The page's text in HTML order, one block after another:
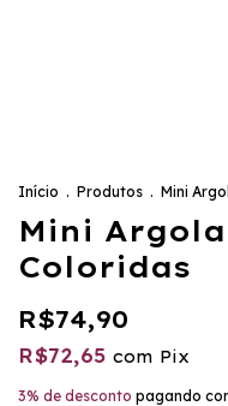
Início . Produtos . Mini
Mini
Coloridas
R$74,90
R$72,65 com Pix
3% de desconto pagando